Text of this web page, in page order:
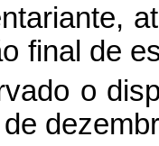
final de
o